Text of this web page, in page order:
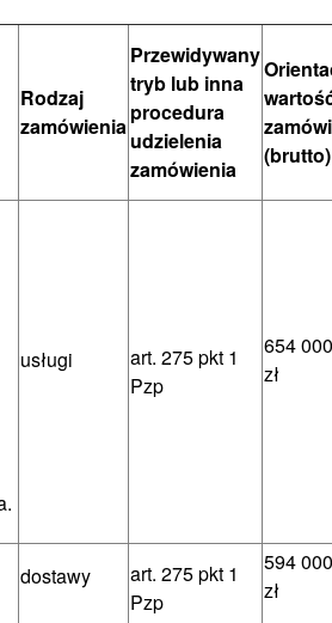
Rodzaj
zamówienia
Przewidywany
tryb lub inna
procedura
udzielenia
zamówienia
(brutto)
usługi
art. 275 pkt 1
Pzp
654
zł
dostawy
art. 275 pkt 1
Pzp
594
zł